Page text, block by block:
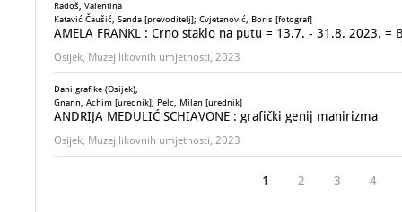
Radoš, Valentina
Katavić Čaušić, Sanda [prevoditelj]; Cvjetanović, Boris [fotograf]
AMELA FRANKL : Crno staklo na putu = 13.7. - 31.8. 2023. =
Osijek, Muzej likovnih umjetnosti, 2023
Dani grafike (Osijek),
Gnann, Achim [urednik]; Pelc, Milan [urednik]
ANDRIJA MEDULIĆ SCHIAVONE : grafički genij manirizma
Osijek, Muzej likovnih umjetnosti, 2023
1 2 3 4